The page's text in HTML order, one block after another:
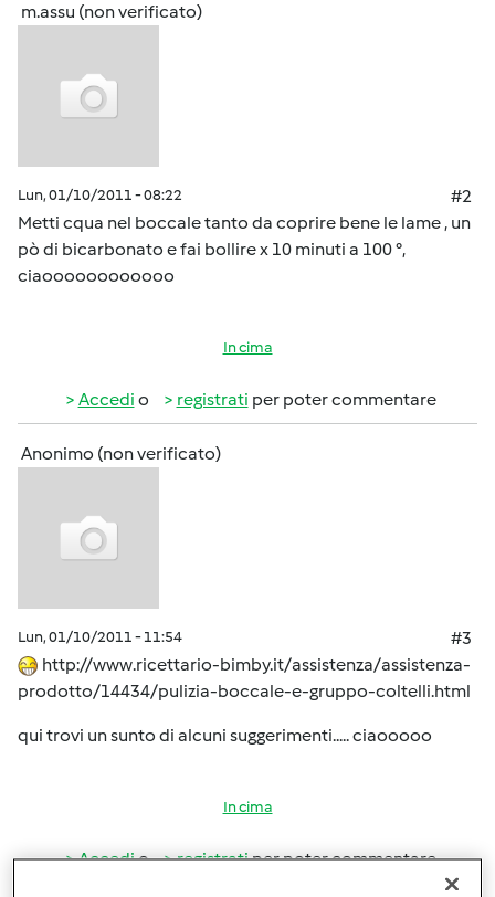
m.assu (non verificato)
Lun, 01/10/2011 - 08:22
#2
Metti cqua nel boccale tanto da coprire bene le lame , un
pò di bicarbonato e fai bollire x 10 minuti a 100 °,
ciaoooooooooooo
In cima
Accedi o registrati per poter commentare
Anonimo (non verificato)
Lun, 01/10/2011 - 11:54
#3
http://www.ricettario-bimby.it/assistenza/assistenza-
prodotto/14434/pulizia-boccale-e-gruppo-coltelli.html
qui trovi un sunto di alcuni suggerimenti..... ciaooooo
In cima
Accedio registratiper poter commentare